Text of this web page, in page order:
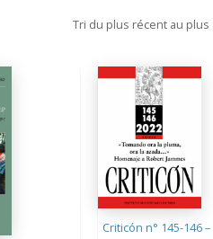
Criticón n° 145-146 –